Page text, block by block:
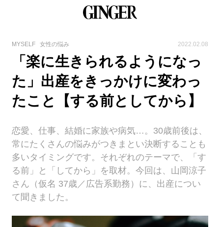
MYSELF 女性の悩み 2022.02.08
「楽に生きられるようになっ
た」出産をきっかけに変わっ
たこと【する前としてから】
恋愛、仕事、結婚に家族や病気…。30歳前後は、
常にたくさんの悩みがつきまとい決断することも
多いタイミングです。それぞれのテーマで、「す
る前」と「してから」を取材。今回は、山岡涼子
さん（仮名 37歳／広告系勤務）に、出産につい
て聞きました。